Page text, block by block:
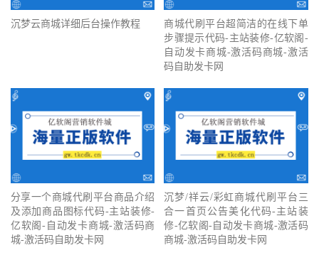
沉梦云商城详细后台操作教程
商城代刷平台超简洁的在线下单
步骤提示代码-主站装修-亿软阁-
自动发卡商城-激活码商城-激活
码自助发卡网
分享一个商城代刷平台商品介绍
及添加商品图标代码-主站装修-
亿软阁-自动发卡商城-激活码商
城-激活码自助发卡网
沉梦/祥云/彩虹商城代刷平台三
合一首页公告美化代码-主站装
修-亿软阁-自动发卡商城-激活码
商城-激活码自助发卡网